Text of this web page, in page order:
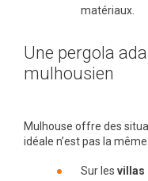
matériaux.
Une pergola
mulhousien
Mulhouse offre des
idéale n’est pas la
Sur les villas